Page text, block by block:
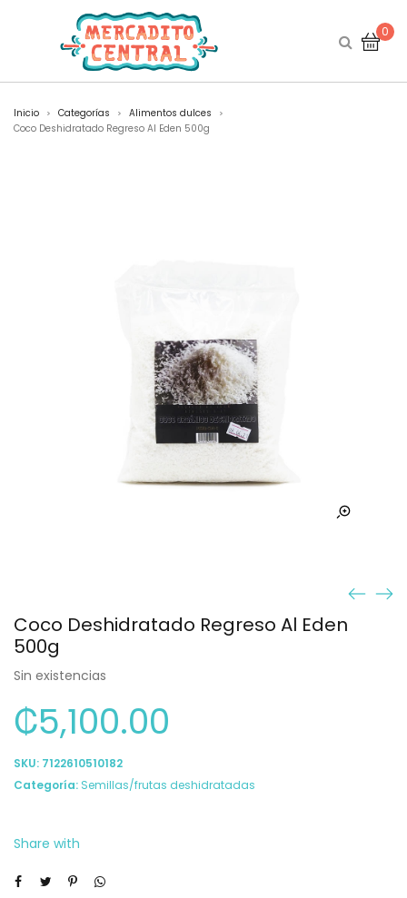
0
Inicio > Categorías > Alimentos dulces >
Coco Deshidratado Regreso Al Eden 500g
Coco Deshidratado Regreso Al Eden
500g
Sin existencias
₡5,100.00
SKU: 7122610510182
Categoría: Semillas/frutas deshidratadas
Share with